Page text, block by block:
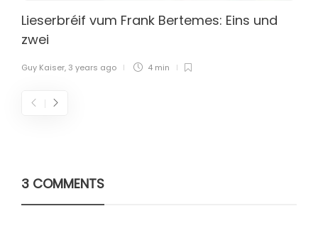
Lieserbréif vum Frank Bertemes: Eins und
zwei
Guy Kaiser, 3 years ago 4 min
3 COMMENTS